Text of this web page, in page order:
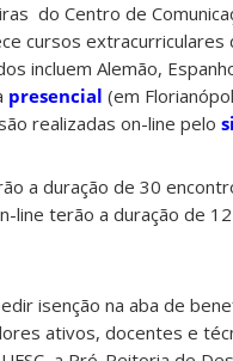
do Centro de
cursos
incluem Alemão,
presencial (em
realizadas on-line pelo
a duração de 30
line terão a duração de
isenção na aba de
ativos, docentes e